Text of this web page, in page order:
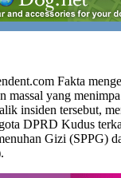
Fakta
massal yang
insiden tersebut,
DPRD Kudus
Gizi (SPPG)